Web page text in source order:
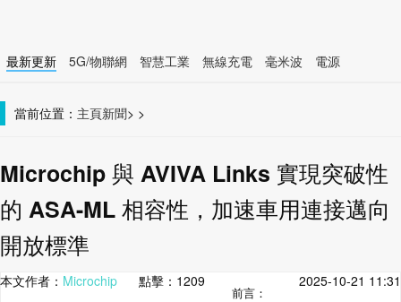
最新更新 5G/物聯網 智慧工業 無線充電 毫米波
電源
當前位置： 主頁 >
新聞 >
Microchip 與 AVIVA Links 實現突破性
的 ASA-ML 相容性，加速車用連接邁向
開放標準
本文作者： Microchip 點擊： 1209 2025-10-21 11:31
前言：